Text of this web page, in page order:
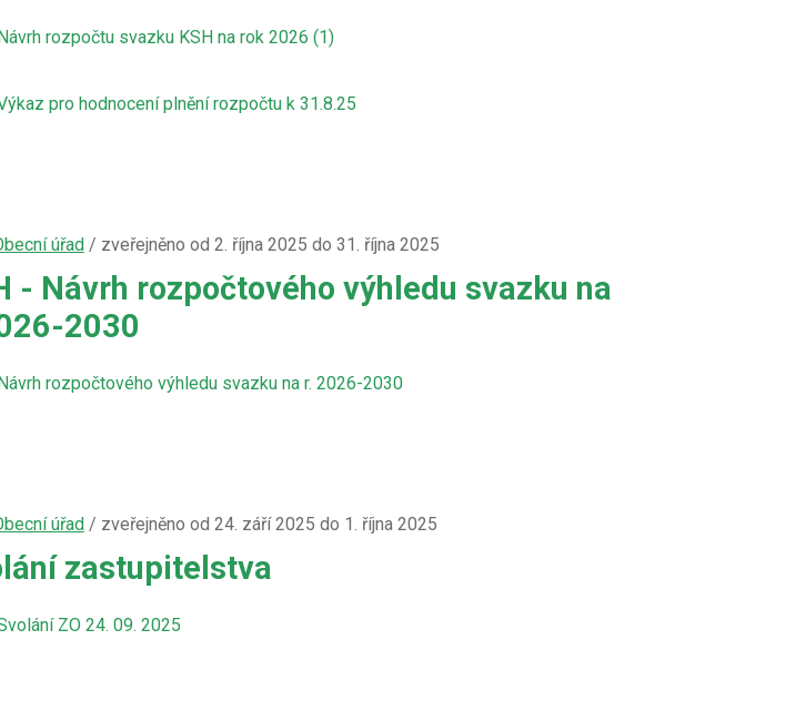
rozpočtu svazku KSH na rok 2026 (1)
pro hodnocení plnění rozpočtu k 31.8.25
úřad/ zveřejněno od 2. října 2025 do 31. října 2025
- Návrh rozpočtového výhledu svazku na
2030
rozpočtového výhledu svazku na r. 2026-2030
úřad/ zveřejněno od 24. září 2025 do 1. října 2025
zastupitelstva
ZO 24. 09. 2025